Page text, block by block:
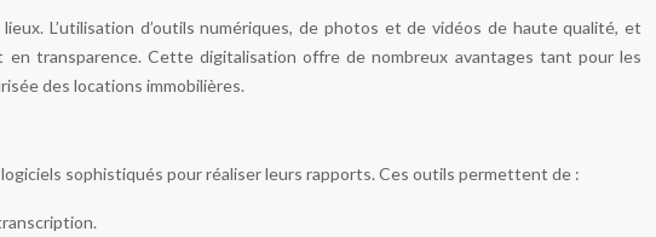
L’utilisation d’outils numériques, de photos et de vidéos de haute qualité, et
transparence. Cette digitalisation offre de nombreux avantages tant pour les
des locations immobilières.
sophistiqués pour réaliser leurs rapports. Ces outils permettent de :